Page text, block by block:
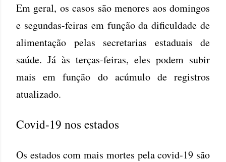
Em geral, os casos são menores aos domingos
e segundas-feiras em função da dificuldade de
alimentação pelas secretarias estaduais de
saúde. Já às terças-feiras, eles podem subir
mais em função do acúmulo de registros
atualizado.
Covid-19 nos estados
Os estados com mais mortes pela covid-19 são